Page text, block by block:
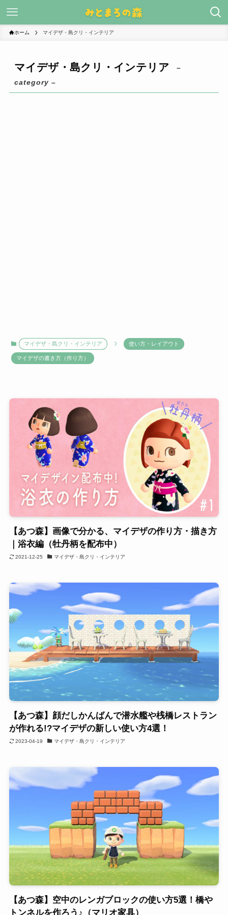
ホーム マイデザ・島クリ・インテリア
マイデザ・島クリ・インテリア
–
category –
マイデザ・島クリ・インテリア 使い方・レイアウト
マイデザの書き方（作り方）
【あつ森】画像で分かる、マイデザの作り方・描き方
｜浴衣編（牡丹柄を配布中）
2021-12-25 マイデザ・島クリ・インテリア
【あつ森】顔だしかんばんで潜水艦や桟橋レストラン
が作れる!?マイデザの新しい使い方4選！
2023-04-19 マイデザ・島クリ・インテリア
【あつ森】空中のレンガブロックの使い方5選！橋や
トンネルを作ろう♪（マリオ家具）